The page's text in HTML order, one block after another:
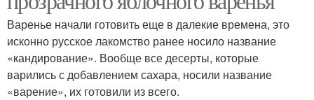
Варенье начали готовить еще в далекие времена, это
исконно русское лакомство ранее носило название
«кандирование». Вообще все десерты, которые
варились с добавлением сахара, носили название
«варение», их готовили из всего.